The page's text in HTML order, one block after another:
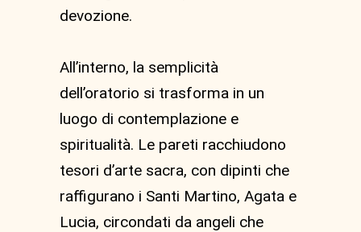
devozione.
All’interno, la semplicità
dell’oratorio si trasforma in un
luogo di contemplazione e
spiritualità. Le pareti racchiudono
tesori d’arte sacra, con dipinti che
raffigurano i Santi Martino, Agata e
Lucia, circondati da angeli che